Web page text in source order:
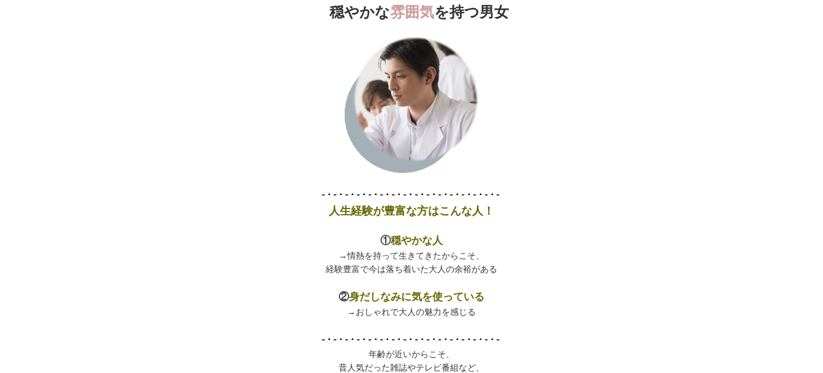
穏やかな雰囲気を持つ男女
人生経験が豊富な方はこんな人！
①穏やかな人
→情熱を持って生きてきたからこそ、
経験豊富で今は落ち着いた大人の余裕がある
②身だしなみに気を使っている
→おしゃれで大人の魅力を感じる
年齢が近いからこそ、
昔人気だった雑誌やテレビ番組など、